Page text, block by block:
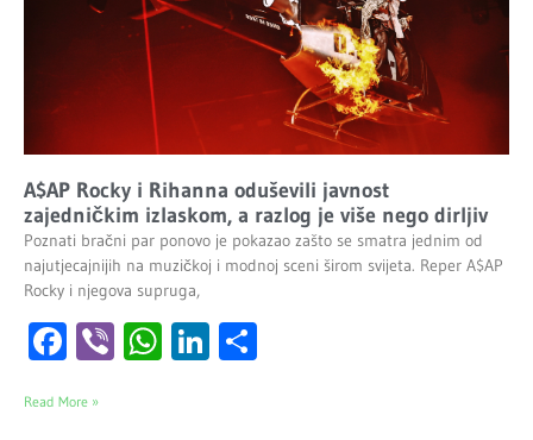
A$AP Rocky i Rihanna oduševili javnost
zajedničkim izlaskom, a razlog je više nego dirljiv
Poznati bračni par ponovo je pokazao zašto se smatra jednim od
najutjecajnijih na muzičkoj i modnoj sceni širom svijeta. Reper A$AP
Rocky i njegova supruga,
Facebook
ViberWhatsApp
LinkedIn
Read More »